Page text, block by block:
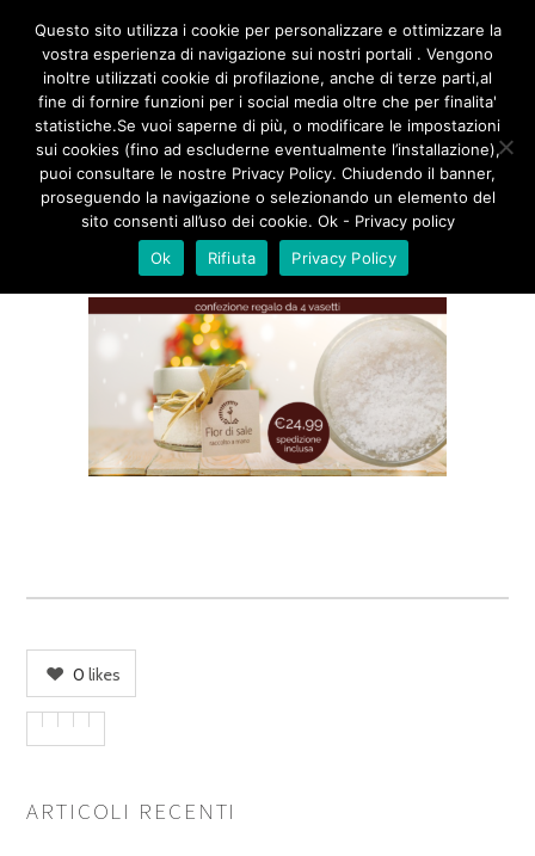
FIO RI SALE FB BOTTEGA 3
0 likes
ARTICOLI RECENTI
Questo sito utilizza i cookie per personalizzare e ottimizzare la
vostra esperienza di navigazione sui nostri portali . Vengono
inoltre utilizzati cookie di profilazione, anche di terze parti,al
fine di fornire funzioni per i social media oltre che per finalita'
statistiche.Se vuoi saperne di più, o modificare le impostazioni
sui cookies (fino ad escluderne eventualmente l’installazione),
puoi consultare le nostre Privacy Policy. Chiudendo il banner,
proseguendo la navigazione o selezionando un elemento del
sito consenti all’uso dei cookie. Ok - Privacy policy
Ok
Rifiuta Privacy Policy